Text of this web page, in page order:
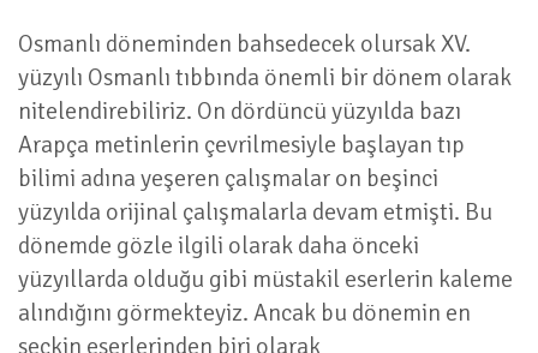
Osmanlı döneminden bahsedecek olursak XV.
yüzyılı Osmanlı tıbbında önemli bir dönem olarak
nitelendirebiliriz. On dördüncü yüzyılda bazı
Arapça metinlerin çevrilmesiyle başlayan tıp
bilimi adına yeşeren çalışmalar on beşinci
yüzyılda orijinal çalışmalarla devam etmişti. Bu
dönemde gözle ilgili olarak daha önceki
yüzyıllarda olduğu gibi müstakil eserlerin kaleme
alındığını görmekteyiz. Ancak bu dönemin en
seçkin eserlerinden biri olarak